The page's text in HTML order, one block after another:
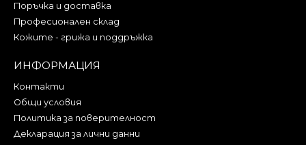
Поръчка и доставка
Професионален склад
Кожите - грижа и поддръжка
ИНФОРМАЦИЯ
Контакти
Общи условия
Политика за поверителност
Декларация за лични данни